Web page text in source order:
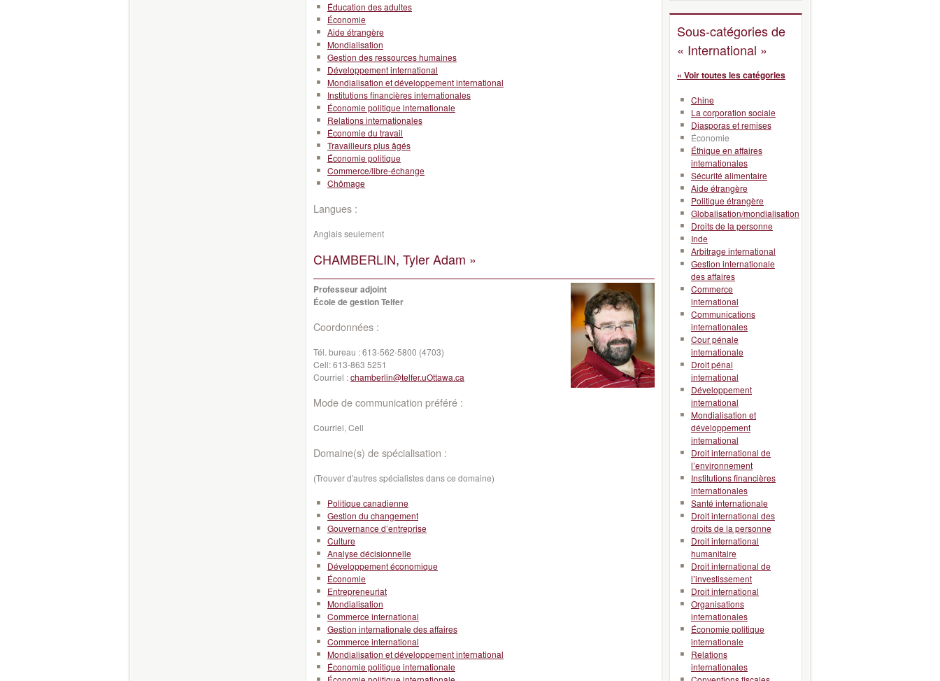
Éducation des adultes
Économie
Aide étrangère
Mondialisation
Gestion des ressources humaines
Développement international
Mondialisation et développement international
Institutions financières internationales
Économie politique internationale
Relations internationales
Économie du travail
Travailleurs plus âgés
Économie politique
Commerce/libre-échange
Chômage
Langues :
Anglais seulement
CHAMBERLIN, Tyler Adam »
Professeur adjoint
École de gestion Telfer
Coordonnées :
Tél. bureau :613-562-5800 (4703)
Cell:613-863 5251
Courriel :chamberlin@telfer.uOttawa.ca
Mode de communication préféré :
Courriel, Cell
Domaine(s) de spécialisation :
(Trouver d'autres spécialistes dans ce domaine)
Politique canadienne
Gestion du changement
Gouvernance d’entreprise
Culture
Analyse décisionnelle
Développement économique
Économie
Entrepreneuriat
Mondialisation
Commerce international
Gestion internationale des affaires
Commerce international
Mondialisation et développement international
Économie politique internationale
Sous-catégories de
« International »
« Voir toutes les catégories
Chine
La corporation sociale
Diasporas et remises
Économie
Éthique en affaires
internationales
Sécurité alimentaire
Aide étrangère
Politique étrangère
Globalisation/mondialisation
Droits de la personne
Inde
Arbitrage international
Gestion internationale
des affaires
Commerce
international
Communications
internationales
Cour pénale
internationale
Droit pénal
international
Développement
international
Mondialisation et
développement
international
Droit international de
l’environnement
Institutions financières
internationales
Santé internationale
Droit international des
droits de la personne
Droit international
humanitaire
Droit international de
l’investissement
Droit international
Organisations
internationales
Économie politique
internationale
Relations
internationales